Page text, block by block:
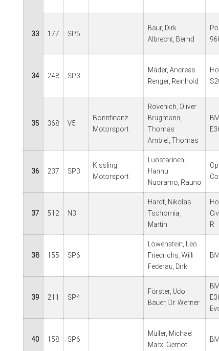
33 177 SP5
Baur, Dirk
Albrecht, Bernd
34 248 SP3
Mäder, Andreas
Renger, Reinhold
35 368 V5
Bonnfinanz
Motorsport
Rövenich, Oliver
Brügmann,
Thomas
Ambiel, Thomas
36 237 SP3
Kissling
Motorsport
Luostarinen,
Hannu
Nuoramo, Rauno
37 512 N3
Hardt, Nikolas
Tschornia,
Martin
R
38 155 SP6
Löwenstein, Leo
Friedrichs, Willi
Federau, Dirk
39 211 SP4
Förster, Udo
Bauer, Dr. Werner
40 158 SP6
Müller, Michael
Marx, Gernot